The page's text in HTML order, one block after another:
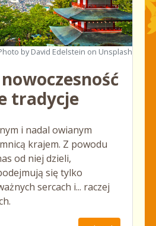
by David Edelstein on Unsplash
tradycje
i nadal owianym
krajem. Z powodu
od niej dzieli,
się tylko
sercach i... raczej